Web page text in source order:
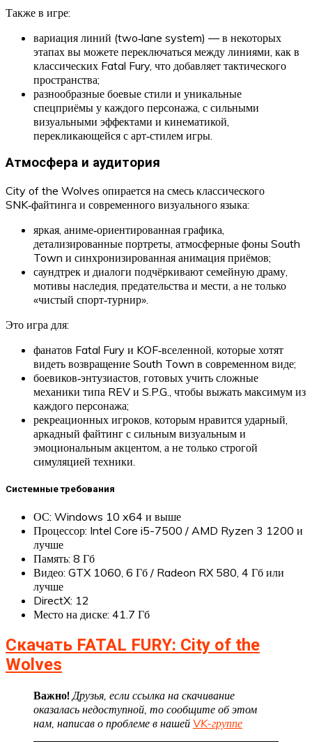
Также в игре:
вариация линий (two‑lane system) — в некоторых
этапах вы можете переключаться между линиями, как в
классических Fatal Fury, что добавляет тактического
пространства;
разнообразные боевые стили и уникальные
спецприёмы у каждого персонажа, с сильными
визуальными эффектами и кинематикой,
перекликающейся с арт‑стилем игры.
Атмосфера и аудитория
City of the Wolves опирается на смесь классического
SNK‑файтинга и современного визуального языка:
яркая, аниме‑ориентированная графика,
детализированные портреты, атмосферные фоны South
Town и синхронизированная анимация приёмов;
саундтрек и диалоги подчёркивают семейную драму,
мотивы наследия, предательства и мести, а не только
«чистый спорт‑турнир».
Это игра для:
фанатов Fatal Fury и KOF‑вселенной, которые хотят
видеть возвращение South Town в современном виде;
боевиков‑энтузиастов, готовых учить сложные
механики типа REV и S.P.G., чтобы выжать максимум из
каждого персонажа;
рекреационных игроков, которым нравится ударный,
аркадный файтинг с сильным визуальным и
эмоциональным акцентом, а не только строгой
симуляцией техники.
Системные требования
ОС: Windows 10 x64 и выше
Процессор: Intel Core i5-7500 / AMD Ryzen 3 1200 и
лучше
Память: 8 Гб
Видео: GTX 1060, 6 Гб / Radeon RX 580, 4 Гб или
лучше
DirectX: 12
Место на диске: 41.7 Гб
Скачать FATAL FURY: City of the
Wolves
Важно!Друзья, если ссылка на скачивание
оказалась недоступной, то сообщите об этом
нам, написав о проблеме в нашей VK-группе